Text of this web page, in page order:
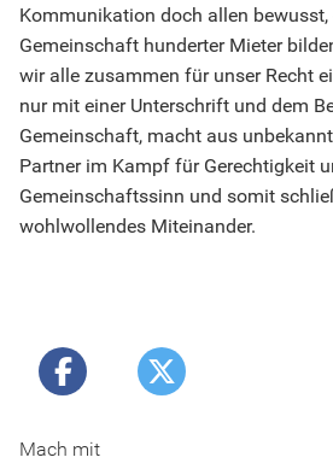
Kommunikation doch allen
Gemeinschaft hunderter Mieter
wir alle zusammen für unser Recht
nur mit einer Unterschrift und dem
Gemeinschaft, macht aus
Partner im Kampf für Gerechtigkeit
Gemeinschaftssinn und somit
wohlwollendes Miteinander.
Mach mit